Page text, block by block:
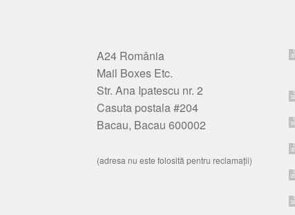
A24 România
Mail Boxes Etc.
Str. Ana Ipatescu nr. 2
Casuta postala #204
Bacau, Bacau 600002
(adresa nu este folosită pentru reclamații)